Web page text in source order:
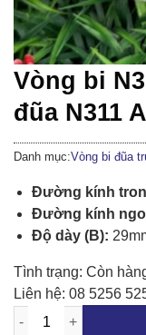
Vòng bi
đũa N311
Danh mục:Vòng bi đũa
Đường kính
Đường kính
Độ dày (B):
Tình trạng: Còn
Liên hệ: 08 5256